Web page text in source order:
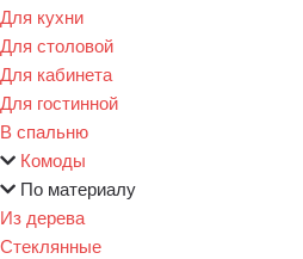
Для кухни
Для столовой
Для кабинета
Для гостинной
В спальню
Комоды
По материалу
Из дерева
Стеклянные